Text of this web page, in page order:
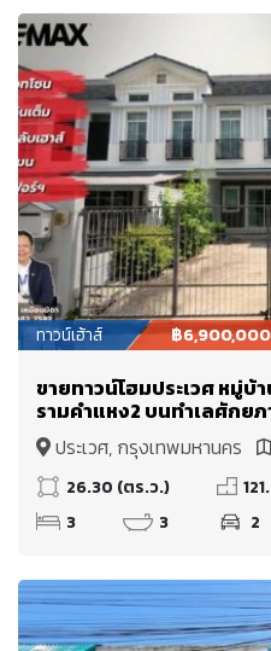
ทาวน์เฮ้าส์ ฿6,900,000
ขายทาวน์โฮมประเวศ หมู่บ้
รามคำแหง2 บนทำเลศักย
ซอยประเวศ, กรุงเทพมหานคร
26.30 (ตร.ว.)
3
3 2